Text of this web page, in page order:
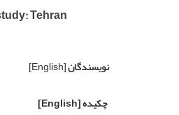
Tehran
نویسندگان[English]
چکیده[English]